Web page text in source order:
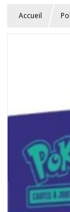
Accueil